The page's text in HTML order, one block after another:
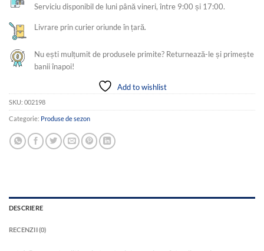
Serviciu disponibil de luni până vineri, între 9:00 și 17:00.
Livrare prin curier oriunde în țară.
Nu ești mulțumit de produsele primite? Returnează-le și primește
banii înapoi!
Add to wishlist
SKU: 002198
Categorie: Produse de sezon
DESCRIERE
RECENZII (0)